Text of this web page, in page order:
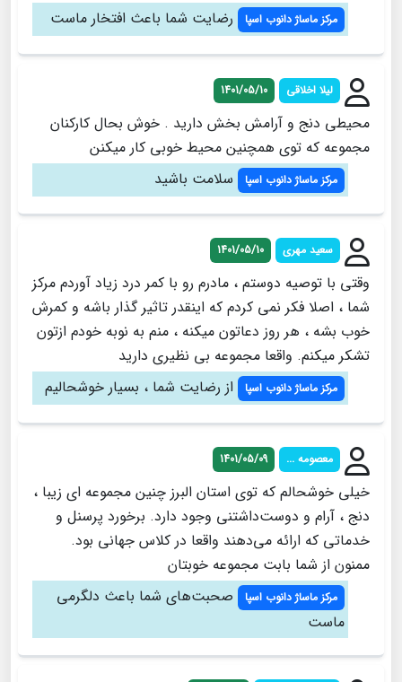
مرکز ماساژ دانوب اسپا رضایت شما باعث افتخار ماست
لیلا اخلاقی 1401/05/10
محیطی دنج و آرامش بخش دارید . خوش بحال کارکنان
مجموعه که توی همچنین محیط خوبی کار میکنن
مرکز ماساژ دانوب اسپا سلامت باشید
سعید مهری 1401/05/10
وقتی با توصیه دوستم ، مادرم رو با کمر درد زیاد آوردم مرکز
شما ، اصلا فکر نمی کردم که اینقدر تاثیر گذار باشه و کمرش
خوب بشه ، هر روز دعاتون میکنه ، منم به نوبه خودم ازتون
تشکر میکنم. واقعا مجموعه بی نظیری دارید
مرکز ماساژ دانوب اسپا از رضایت شما ، بسیار خوشحالیم
معصومه ... 1401/05/09
خیلی خوشحالم که توی استان البرز چنین مجموعه ای زیبا ،
دنج ، آرام و دوست‌داشتنی وجود دارد. برخورد پرسنل و
خدماتی که ارائه می‌دهند واقعا در کلاس جهانی بود.
ممنون از شما بابت مجموعه خوبتان
مرکز ماساژ دانوب اسپا
صحبت‌های شما باعث دلگرمی
ماست